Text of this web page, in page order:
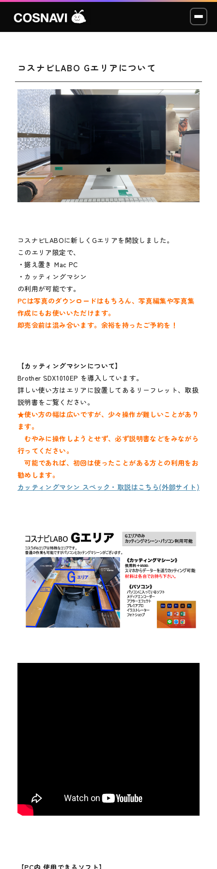
コスプレイベント
モデル撮影会
WCP
ショッカー
スタジオ
LABO
お知らせ
コスナビLABO Gエリアについて
コスナビLABOに新しくGエリアを開設しました。
このエリア限定で、
・据え置き Mac PC
・カッティングマシン
の利用が可能です。
PCは写真のダウンロードはもちろん、写真編集や写真集
作成にもお使いいただけます。
即売会前は混み合います。余裕を持ったご予約を！
【カッティングマシンについて】
Brother SDX1010EP を導入しています。
詳しい使い方はエリアに設置してあるリーフレット、取扱
説明書をご覧ください。
★使い方の幅は広いですが、少々操作が難しいことがあり
ます。
むやみに操作しようとせず、必ず説明書などをみながら
行ってください。
可能であれば、初回は使ったことがある方との利用をお
勧めします。
カッティングマシン スペック・取説はこちら(外部サイト)